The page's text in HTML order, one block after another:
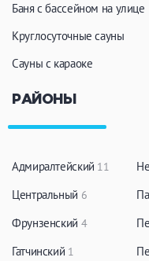
Баня с бассейном на улице
Круглосуточные сауны
Сауны с караоке
РАЙОНЫ
Адмиралтейский 11
Центральный 6
Фрунзенский 4
Гатчинский 1